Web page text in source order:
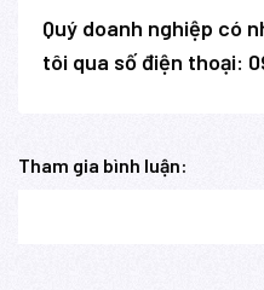
Quý doanh nghiệp có
tôi qua số điện thoại:
Tham gia bình luận: